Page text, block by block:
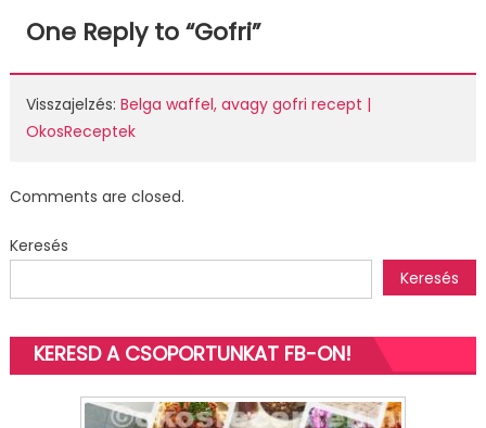
navigáció
One Reply to “Gofri”
Visszajelzés: Belga waffel, avagy gofri recept |
OkosReceptek
Comments are closed.
Keresés
Keresés
KERESD A CSOPORTUNKAT FB-ON!